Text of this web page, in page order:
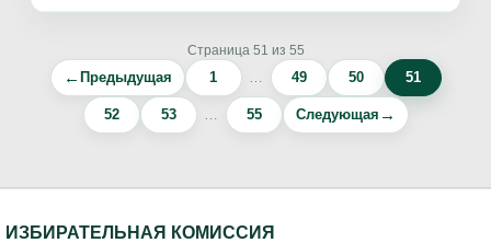
Страница 51 из 55
← Предыдущая 1 … 49 50 51
52 53 … 55 Следующая →
ИЗБИРАТЕЛЬНАЯ КОМИССИЯ